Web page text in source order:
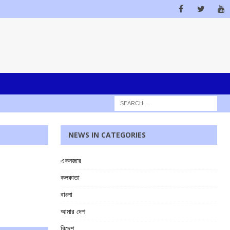
NEWS IN CATEGORIES
একনজরে
কলকাতা
বাংলা
আমার দেশ